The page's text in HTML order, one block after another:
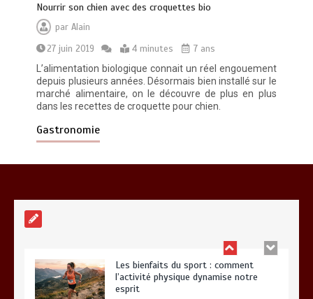
Nourrir son chien avec des croquettes bio
parAlain
27 juin 2019
4 minutes
7 ans
L’alimentation biologique connait un réel engouement
depuis plusieurs années. Désormais bien installé sur le
marché alimentaire, on le découvre de plus en plus
dans les recettes de croquette pour chien.
Gastronomie
Paysagiste à Sainte-Eulalie : ce qui
Les bienfaits du sport : comment
l’activité physique dynamise notre
esprit